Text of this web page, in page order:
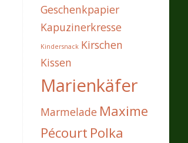
Geschenkpapier
Kapuzinerkresse
Kindersnack Kirschen
Kissen
Marienkäfer
Marmelade Maxime
Pécourt Polka